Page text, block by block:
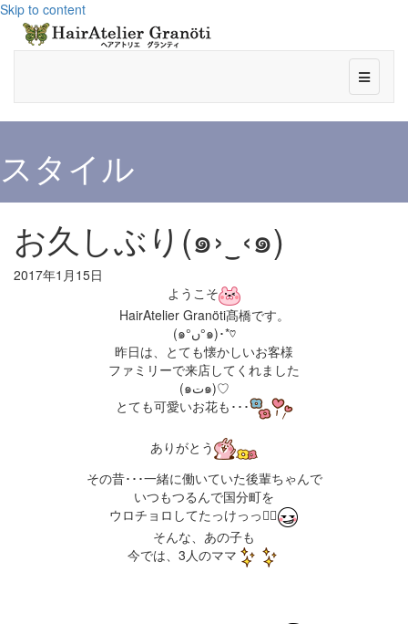
Skip to content
メニ
スタイル
お久しぶり(๑›‿‹๑)
2017年1月15日
ようこそ
HairAtelier Granöti髙橋です。
(๑°ں°๑)･*♡
昨日は、とても懐かしいお客様
ファミリーで来店してくれました
(๑ت๑)♡
とても可愛いお花も･･･
ありがとう
その昔･･･一緒に働いていた後輩ちゃんで
いつもつるんで国分町を
ウロチョロしてたっけっっ笑⃝
そんな、あの子も
今では、3人のママ